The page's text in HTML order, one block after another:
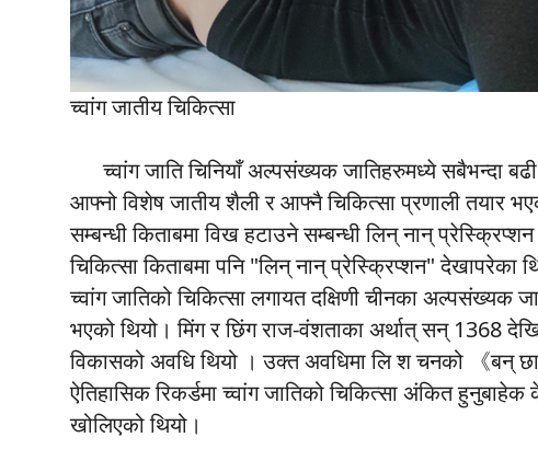
च्वांग जातीय चिकित्सा
च्वांग जाति चिनियाँ अल्पसंख्यक जातिहरुमध्ये सबैभन्दा
आफ्नो विशेष जातीय शैली र आफ्नै चिकित्सा प्रणाली तयार
सम्बन्धी किताबमा विख हटाउने सम्बन्धी लिन् नान्
चिकित्सा किताबमा पनि "लिन् नान् प्रेस्क्रिप्शन" देखापरेका
च्वांग जातिको चिकित्सा लगायत दक्षिणी चीनका अल्पसंख्यक
भएको थियो। मिंग र छिंग राज-वंशताका अर्थात् सन् 1368
विकासको अवधि थियो । उक्त अवधिमा लि श चनको 《बन्
ऐतिहासिक रिकर्डमा च्वांग जातिको चिकित्सा अंकित हुनुबाहेक
खोलिएको थियो।